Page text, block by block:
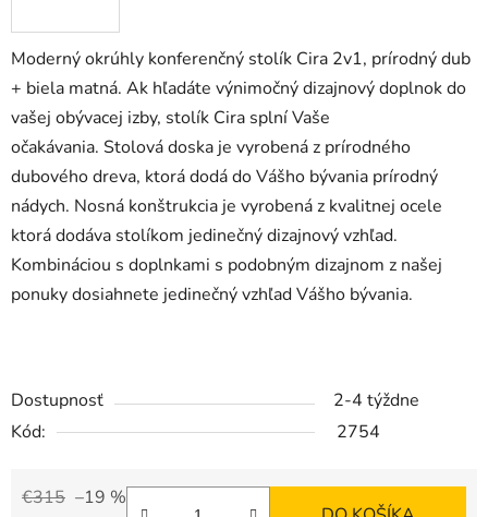
Moderný okrúhly konferenčný stolík Cira 2v1, prírodný dub
+ biela matná. Ak hľadáte výnimočný dizajnový doplnok do
vašej obývacej izby, stolík Cira splní Vaše
očakávania. Stolová doska je vyrobená z prírodného
dubového dreva, ktorá dodá do Vášho bývania prírodný
nádych. Nosná konštrukcia je vyrobená z kvalitnej ocele
ktorá dodáva stolíkom jedinečný dizajnový vzhľad.
Kombináciou s doplnkami s podobným dizajnom z našej
ponuky dosiahnete jedinečný vzhľad Vášho bývania.
Dostupnosť
2-4 týždne
Kód:
2754
€315 –19 %